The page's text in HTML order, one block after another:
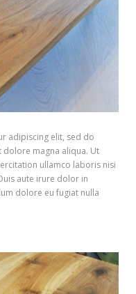
adipiscing elit, sed do
magna aliqua. Ut
ullamco laboris nisi
aute irure dolor in
dolore eu fugiat nulla